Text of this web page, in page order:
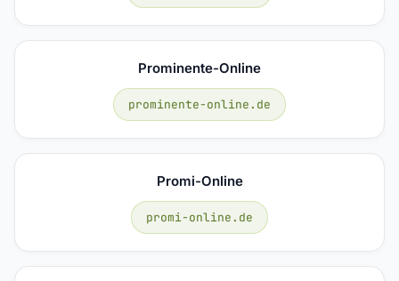
Prominente-Online
prominente-online.de
Promi-Online
promi-online.de